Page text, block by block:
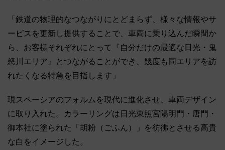
「鉄道の物理的なつながりにとどまらず、様々な情報やサ
ービスを更新し提供することで、車両に乗り込んだ瞬間か
ら、お客様それぞれにとって『自分だけの最適な日光・鬼
怒川エリア』とつながることができ、幾度も同エリアを訪
れたくなる特急を目指します」
現スペーシアのフォルムを現代に進化させ、車両デザイン
に取り入れた。カラーリングは日光東照宮陽明門・唐門・
御本社に塗られた「胡粉（ごふん）」を彷彿とさせる高貴
な白をイメージした。